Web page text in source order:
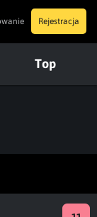
Rejestracja
Top